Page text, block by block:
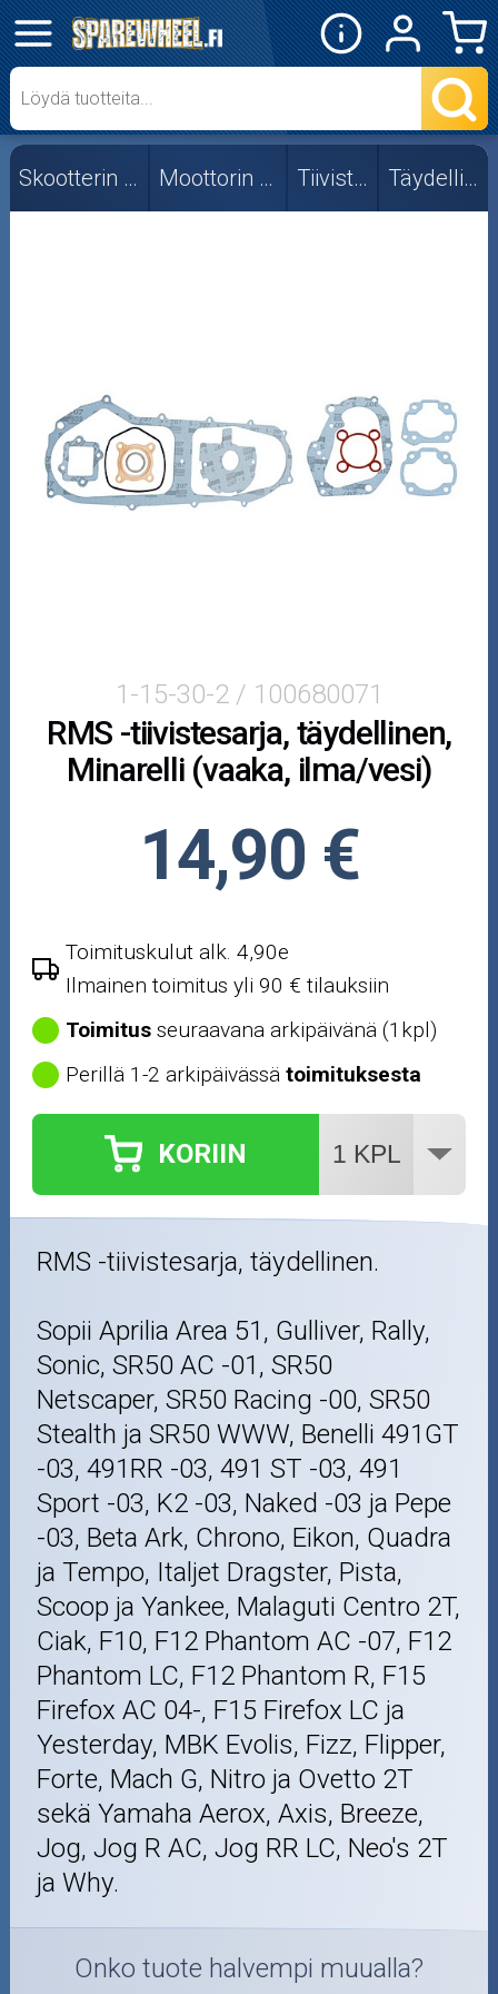
✕
Mopon osat
Skootterin osat
Crossipyörän osat
Mönkijän osat
Puutarha ja metsä
Öljyt ja kemikaalit
Työkalut
Outlet-tuotteet
Skootterin osat Moottorin osat Tiivisteet Täydellinen
1-15-30-2 / 100680071
RMS -tiivistesarja, täydellinen,
Minarelli (vaaka, ilma/vesi)
14,90 €
Toimituskulut alk. 4,90e
Ilmainen toimitus yli 90 € tilauksiin
Toimitus seuraavana arkipäivänä (1kpl)
Perillä 1-2 arkipäivässätoimituksesta
KORIIN
RMS -tiivistesarja, täydellinen.
Sopii Aprilia Area 51, Gulliver, Rally,
Sonic, SR50 AC -01, SR50
Netscaper, SR50 Racing -00, SR50
Stealth ja SR50 WWW, Benelli 491GT
-03, 491RR -03, 491 ST -03, 491
Sport -03, K2 -03, Naked -03 ja Pepe
-03, Beta Ark, Chrono, Eikon, Quadra
ja Tempo, Italjet Dragster, Pista,
Scoop ja Yankee, Malaguti Centro 2T,
Ciak, F10, F12 Phantom AC -07, F12
Phantom LC, F12 Phantom R, F15
Firefox AC 04-, F15 Firefox LC ja
Yesterday, MBK Evolis, Fizz, Flipper,
Forte, Mach G, Nitro ja Ovetto 2T
sekä Yamaha Aerox, Axis, Breeze,
Jog, Jog R AC, Jog RR LC, Neo's 2T
ja Why.
Onko tuote halvempi muualla?